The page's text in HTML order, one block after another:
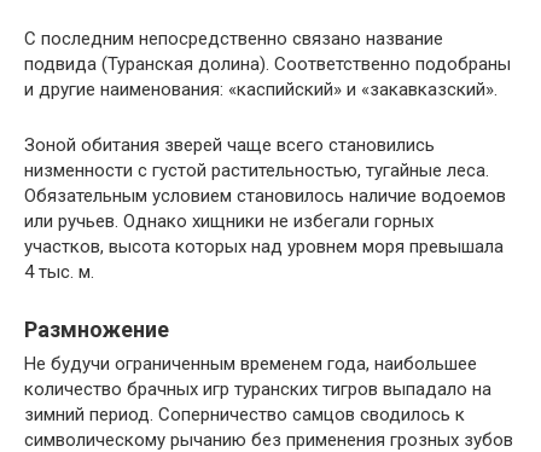
С последним непосредственно связано название
подвида (Туранская долина). Соответственно подобраны
и другие наименования: «каспийский» и «закавказский».
Зоной обитания зверей чаще всего становились
низменности с густой растительностью, тугайные леса.
Обязательным условием становилось наличие водоемов
или ручьев. Однако хищники не избегали горных
участков, высота которых над уровнем моря превышала
4 тыс. м.
Размножение
Не будучи ограниченным временем года, наибольшее
количество брачных игр туранских тигров выпадало на
зимний период. Соперничество самцов сводилось к
символическому рычанию без применения грозных зубов